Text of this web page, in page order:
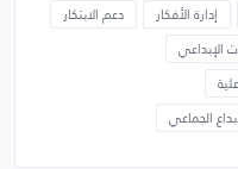
إدارة الأفكار
دعم الابتكار
الإبداعي
الجماعي